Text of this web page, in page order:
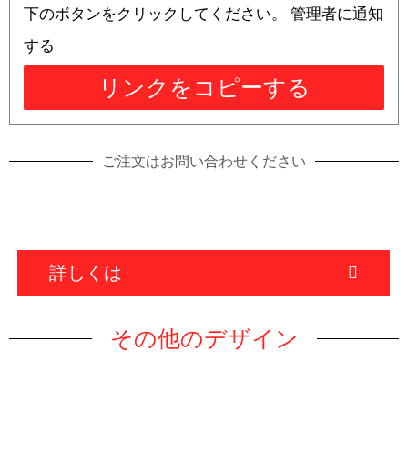
下のボタンをクリックしてください。 管理者に通知
する
リンクをコピーする
ご注文はお問い合わせください
詳しくは
その他のデザイン